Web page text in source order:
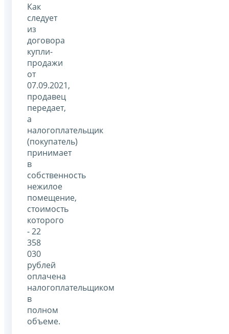
Как
следует
из
договора
купли-
продажи
от
07.09.2021,
продавец
передает,
а
налогоплательщик
(покупатель)
принимает
в
собственность
нежилое
помещение,
стоимость
которого
- 22
358
030
рублей
оплачена
налогоплательщиком
в
полном
объеме.